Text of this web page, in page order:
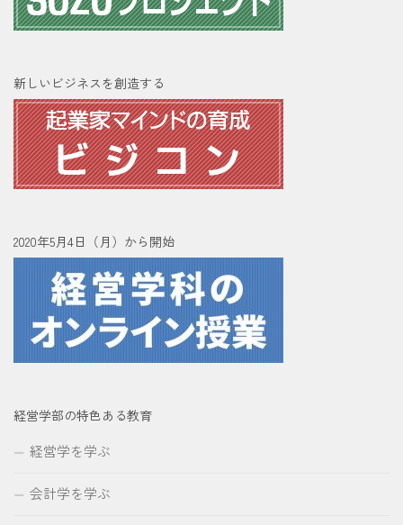
新しいビジネスを創造する
2020年5月4日（月）から開始
経営学部の特色ある教育
経営学を学ぶ
会計学を学ぶ